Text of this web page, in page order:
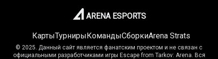
ARENA ESPORTS
КартыТурнирыКомандыСборкиArena Strats
© 2025. Данный сайт является фанатским проектом и не связан с
официальными разработчиками игры Escape from Tarkov: Arena. Вся